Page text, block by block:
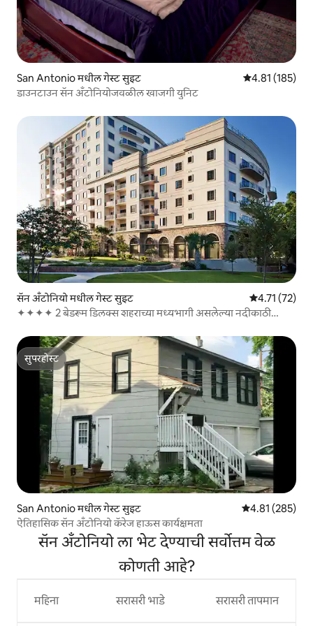
San Antonio मधील गेस्ट सुइट 5 पैकी 4.81
4.81 (185)
डाउनटाउन सॅन अँटोनियोजवळील खाजगी युनिट
सॅन अँटोनियो मधील गेस्ट सुइट 5 पैकी 4.71
4.71 (72)
✦✦✦✦ 2 बेडरूम डिलक्स शहराच्या मध्यभागी असलेल्या नदीकाठी
सुपरहोस्ट
सुपरहोस्ट
San Antonio मधील गेस्ट सुइट 5 पैकी 4.81
4.81 (285)
ऐतिहासिक सॅन अँटोनियो कॅरेज हाऊस कार्यक्षमता
सॅन अँटोनियो ला भेट देण्याची सर्वोत्तम वेळ
कोणती आहे?
महिना सरासरी भाडे सरासरी तापमान